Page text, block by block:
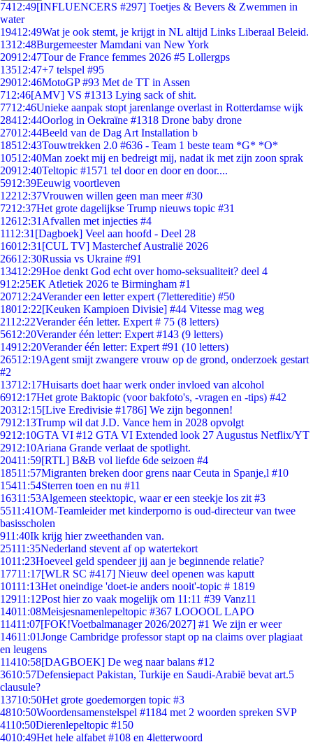
7412:49[INFLUENCERS #297] Toetjes & Bevers & Zwemmen in
water
19412:49Wat je ook stemt, je krijgt in NL altijd Links Liberaal Beleid.
1312:48Burgemeester Mamdani van New York
20912:47Tour de France femmes 2026 #5 Lollergps
13512:47+7 telspel #95
29012:46MotoGP #93 Met de TT in Assen
712:46[AMV] VS #1313 Lying sack of shit.
7712:46Unieke aanpak stopt jarenlange overlast in Rotterdamse wijk
28412:44Oorlog in Oekraïne #1318 Drone baby drone
27012:44Beeld van de Dag Art Installation b
18512:43Touwtrekken 2.0 #636 - Team 1 beste team *G* *O*
10512:40Man zoekt mij en bedreigt mij, nadat ik met zijn zoon sprak
20912:40Teltopic #1571 tel door en door en door....
5912:39Eeuwig voortleven
12212:37Vrouwen willen geen man meer #30
7212:37Het grote dagelijkse Trump nieuws topic #31
12612:31 Afvallen met injecties #4
1112:31 [Dagboek] Veel aan hoofd - Deel 28
16012:31 [CUL TV] Masterchef Australië 2026
26612:30Russia vs Ukraine #91
13412:29Hoe denkt God echt over homo-seksualiteit? deel 4
912:25EK Atletiek 2026 te Birmingham #1
20712:24Verander een letter expert (7lettereditie) #50
18012:22[Keuken Kampioen Divisie] #44 Vitesse mag weg
2112:22Verander één letter. Expert # 75 (8 letters)
5612:20Verander één letter: Expert #143 (9 letters)
14912:20Verander één letter: Expert #91 (10 letters)
26512:19Agent smijt zwangere vrouw op de grond, onderzoek gestart
#2
13712:17Huisarts doet haar werk onder invloed van alcohol
6912:17Het grote Baktopic (voor bakfoto's, -vragen en -tips) #42
20312:15[Live Eredivisie #1786] We zijn begonnen!
7912:13Trump wil dat J.D. Vance hem in 2028 opvolgt
9212:10GTA VI #12 GTA VI Extended look 27 Augustus Netflix/YT
2912:10Ariana Grande verlaat de spotlight.
20411:59[RTL] B&B vol liefde 6de seizoen #4
18511:57Migranten breken door grens naar Ceuta in Spanje,l #10
15411:54Sterren toen en nu #11
16311:53Algemeen steektopic, waar er een steekje los zit #3
5511:41OM-Teamleider met kinderporno is oud-directeur van twee
basisscholen
911:40Ik krijg hier zweethanden van.
25111:35Nederland stevent af op watertekort
1011:23Hoeveel geld spendeer jij aan je beginnende relatie?
17711:17[WLR SC #417] Nieuw deel openen was kaputt
10111:13Het oneindige 'doet-ie anders nooit'-topic # 1819
12911:12Post hier zo vaak mogelijk om 11:11 #39 Vanz11
14011:08Meisjesnamenlepeltopic #367 LOOOOL LAPO
11411:07[FOK!Voetbalmanager 2026/2027] #1 We zijn er weer
14611:01Jonge Cambridge professor stapt op na claims over plagiaat
en leugens
11410:58[DAGBOEK] De weg naar balans #12
3610:57Defensiepact Pakistan, Turkije en Saudi-Arabië bevat art.5
clausule?
13710:50Het grote goedemorgen topic #3
4810:50Woordensamenstelspel #1184 met 2 woorden spreken SVP
4110:50Dierenlepeltopic #150
4010:49Het hele alfabet #108 en 4letterwoord